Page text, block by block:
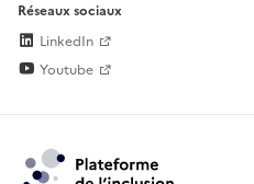
Réseaux sociaux
LinkedIn
Youtube